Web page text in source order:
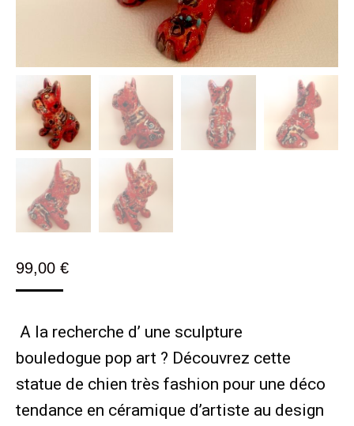
99,00 €
A la recherche d’ une sculpture
bouledogue pop art ? Découvrez cette
statue de chien très fashion pour une déco
tendance en céramique d’artiste au design